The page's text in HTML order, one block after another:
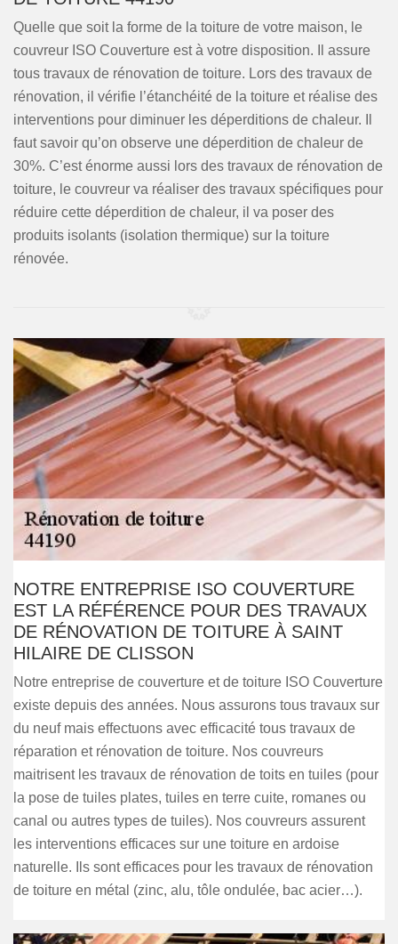
Quelle que soit la forme de la toiture de votre maison, le
couvreur ISO Couverture est à votre disposition. Il assure
tous travaux de rénovation de toiture. Lors des travaux de
rénovation, il vérifie l’étanchéité de la toiture et réalise des
interventions pour diminuer les déperditions de chaleur. Il
faut savoir qu’on observe une déperdition de chaleur de
30%. C’est énorme aussi lors des travaux de rénovation de
toiture, le couvreur va réaliser des travaux spécifiques pour
réduire cette déperdition de chaleur, il va poser des
produits isolants (isolation thermique) sur la toiture
rénovée.
NOTRE ENTREPRISE ISO COUVERTURE
EST LA RÉFÉRENCE POUR DES TRAVAUX
DE RÉNOVATION DE TOITURE À SAINT
HILAIRE DE CLISSON
Notre entreprise de couverture et de toiture ISO Couverture
existe depuis des années. Nous assurons tous travaux sur
du neuf mais effectuons avec efficacité tous travaux de
réparation et rénovation de toiture. Nos couvreurs
maitrisent les travaux de rénovation de toits en tuiles (pour
la pose de tuiles plates, tuiles en terre cuite, romanes ou
canal ou autres types de tuiles). Nos couvreurs assurent
les interventions efficaces sur une toiture en ardoise
naturelle. Ils sont efficaces pour les travaux de rénovation
de toiture en métal (zinc, alu, tôle ondulée, bac acier…).